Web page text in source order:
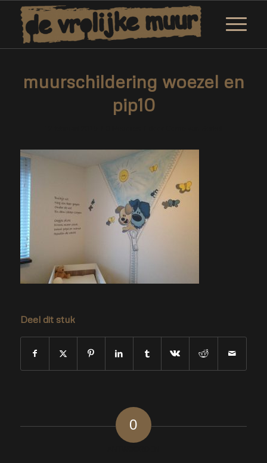
muurschildering woezel en
pip10
Deel dit stuk
0